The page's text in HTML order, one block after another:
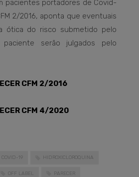
pacientes portadores de Covid-
2/2016, aponta que eventuais
ótica do risco submetido pelo
serão julgados pelo
CFM 2/2016
CFM 4/2020
COVID-19 HIDROXICLOROQUINA
OFF LABEL PARECER